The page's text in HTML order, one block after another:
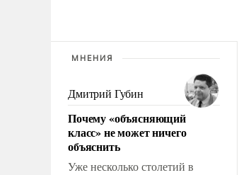
МНЕНИЯ
Дмитрий Губин
Почему «объясняющий
класс» не может ничего
объяснить
Уже несколько столетий в